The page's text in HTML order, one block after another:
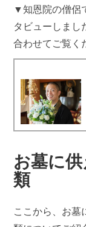
▼知恩院の僧侶
タビューしまし
合わせてご覧く
お墓に
類
ここから、お墓